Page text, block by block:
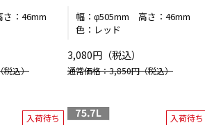
さ： 46mm
税込）
幅： φ505mm 高さ： 46mm
色： レッド
3,080円（税込）
通常価格：3,850円（税込）
入荷待ち 入荷待ち